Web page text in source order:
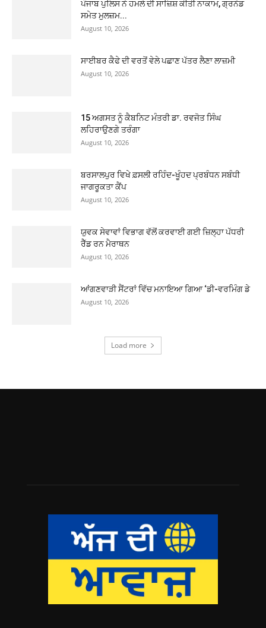
ਪੰਜਾਬ ਪੁਲਿਸ ਨੇ ਹਮਲੇ ਦੀ ਸਾਜ਼ਿਸ਼ ਕੀਤੀ ਨਾਕਾਮ, ਗ੍ਰਨੇਡ
ਸਮੇਤ ਮੁਲਜ਼ਮ...
August 10, 2026
ਸਾਈਬਰ ਕੈਫੇ ਦੀ ਵਰਤੋਂ ਵੇਲੇ ਪਛਾਣ ਪੱਤਰ ਲੈਣਾ ਲਾਜ਼ਮੀ
August 10, 2026
15 ਅਗਸਤ ਨੂੰ ਕੈਬਨਿਟ ਮੰਤਰੀ ਡਾ. ਰਵਜੋਤ ਸਿੰਘ
ਲਹਿਰਾਉਣਗੇ ਤਰੰਗਾ
August 10, 2026
ਬਰਸਾਲਪੁਰ ਵਿਖੇ ਫ਼ਸਲੀ ਰਹਿੰਦ-ਖੂੰਹਦ ਪ੍ਰਬੰਧਨ ਸਬੰਧੀ
ਜਾਗਰੂਕਤਾ ਕੈਂਪ
August 10, 2026
ਯੁਵਕ ਸੇਵਾਵਾਂ ਵਿਭਾਗ ਵੱਲੋਂ ਕਰਵਾਈ ਗਈ ਜ਼ਿਲ੍ਹਾ ਪੱਧਰੀ
ਰੈੱਡ ਰਨ ਮੈਰਾਥਨ
August 10, 2026
ਆਂਗਣਵਾੜੀ ਸੈਂਟਰਾਂ ਵਿੱਚ ਮਨਾਇਆ ਗਿਆ ‘ਡੀ-ਵਰਮਿੰਗ ਡੇ
August 10, 2026
Load more